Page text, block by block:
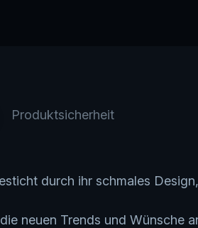
Produktsicherheit
durch ihr schmales
neuen Trends und Wünsche